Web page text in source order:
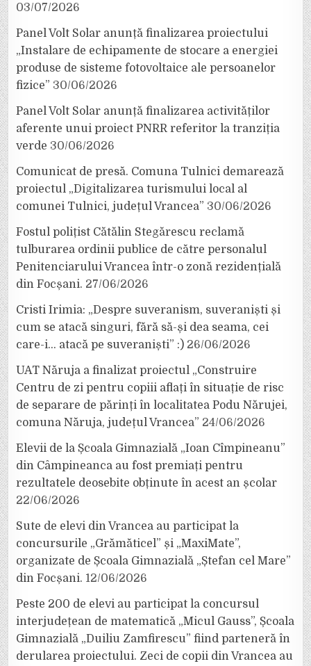
03/07/2026
Panel Volt Solar anunță finalizarea proiectului
„Instalare de echipamente de stocare a energiei
produse de sisteme fotovoltaice ale persoanelor
fizice” 30/06/2026
Panel Volt Solar anunță finalizarea activităților
aferente unui proiect PNRR referitor la tranziția
verde 30/06/2026
Comunicat de presă. Comuna Tulnici demarează
proiectul „Digitalizarea turismului local al
comunei Tulnici, județul Vrancea” 30/06/2026
Fostul polițist Cătălin Stegărescu reclamă
tulburarea ordinii publice de către personalul
Penitenciarului Vrancea într-o zonă rezidențială
din Focșani. 27/06/2026
Cristi Irimia: „Despre suveranism, suveraniști și
cum se atacă singuri, fără să-și dea seama, cei
care-i… atacă pe suveraniști” :) 26/06/2026
UAT Năruja a finalizat proiectul „Construire
Centru de zi pentru copiii aflați în situație de risc
de separare de părinți în localitatea Podu Nărujei,
comuna Năruja, județul Vrancea” 24/06/2026
Elevii de la Școala Gimnazială „Ioan Cîmpineanu”
din Câmpineanca au fost premiați pentru
rezultatele deosebite obținute în acest an școlar
22/06/2026
Sute de elevi din Vrancea au participat la
concursurile „Grămăticel” și „MaxiMate”,
organizate de Școala Gimnazială „Ștefan cel Mare”
din Focșani. 12/06/2026
Peste 200 de elevi au participat la concursul
interjudețean de matematică „Micul Gauss”, Școala
Gimnazială „Duiliu Zamfirescu” fiind parteneră în
derularea proiectului. Zeci de copii din Vrancea au